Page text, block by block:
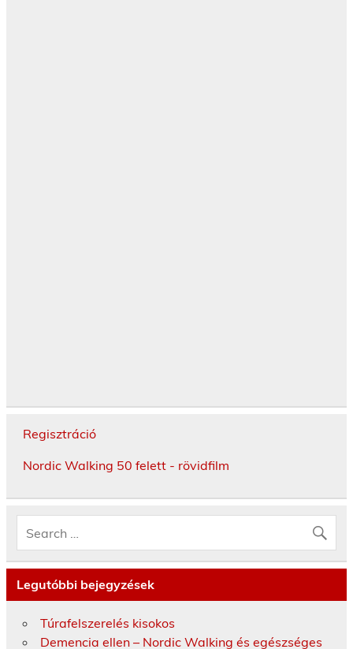
Regisztráció
Nordic Walking 50 felett - rövidfilm
Legutóbbi bejegyzések
Túrafelszerelés kisokos
Demencia ellen – Nordic Walking és egészséges